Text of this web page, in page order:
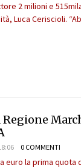
2 milioni e
Luca Ceriscioli.
Regione
0 COMMENTI
euro la prima